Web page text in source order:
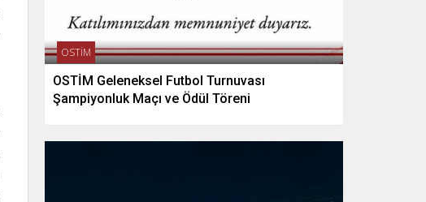
OSTİM
OSTİM Geleneksel Futbol Turnuvası
Şampiyonluk Maçı ve Ödül Töreni